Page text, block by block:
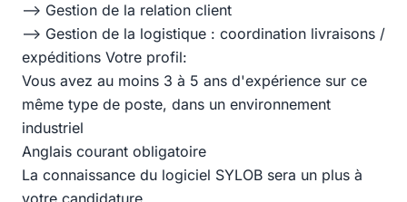
--> Gestion de la relation client
--> Gestion de la logistique : coordination livraisons /
expéditions Votre profil:
Vous avez au moins 3 à 5 ans d'expérience sur ce
même type de poste, dans un environnement
industriel
Anglais courant obligatoire
La connaissance du logiciel SYLOB sera un plus à
votre candidature